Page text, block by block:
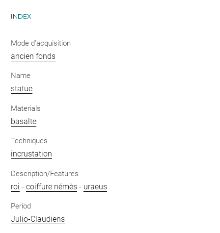
INDEX
Mode d'acquisition
ancien fonds
Name
statue
Materials
basalte
Techniques
incrustation
Description/Features
roi -coiffure némès - uraeus
Period
Julio-Claudiens